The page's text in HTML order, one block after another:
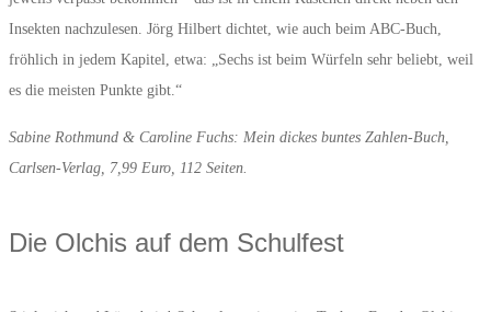
Insekten nachzulesen. Jörg Hilbert dichtet, wie auch beim ABC-Buch,
fröhlich in jedem Kapitel, etwa: „Sechs ist beim Würfeln sehr beliebt, weil
es die meisten Punkte gibt.“
Sabine Rothmund & Caroline Fuchs: Mein dickes buntes Zahlen-Buch,
Carlsen-Verlag, 7,99 Euro, 112 Seiten.
Die Olchis auf dem Schulfest